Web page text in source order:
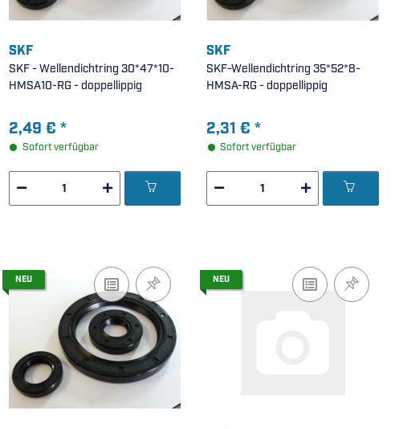
SKF
SKF - Wellendichtring 30*47*10-
HMSA10-RG - doppellippig
2,49 € *
Sofort verfügbar
SKF
SKF-Wellendichtring 35*52*8-
HMSA-RG - doppellippig
2,31 €*
Sofort verfügbar
NEU NEU